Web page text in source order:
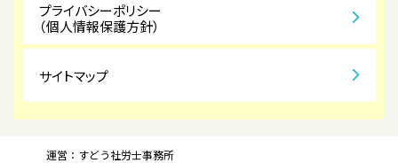
プライバシーポリシー
（個人情報保護方針）
サイトマップ
運営：すどう社労士事務所